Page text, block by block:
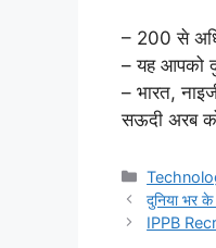
– 200 से
– यह आपको
– भारत,
सऊदी अरब
दुनिया भर
IPPB